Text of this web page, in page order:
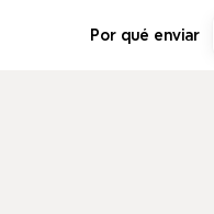
Por qué enviar